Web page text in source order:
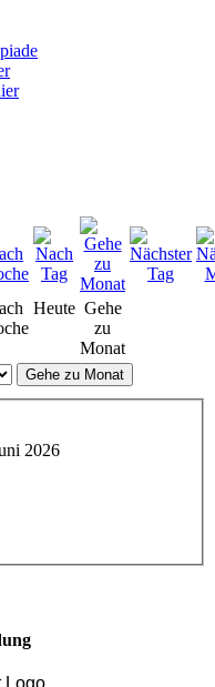
Heute Gehe
zu
Monat
Gehe zu Monat
2026